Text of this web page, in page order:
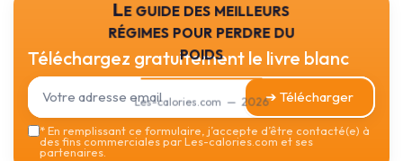
Le guide des meilleurs
régimes pour perdre du
poids
Les-calories.com — 2026
Téléchargez gratuitement le livre blanc
➔ Télécharger
*En remplissant ce formulaire, j’accepte d’être contacté(e) à
des fins commerciales par Les-calories.com et ses
partenaires.